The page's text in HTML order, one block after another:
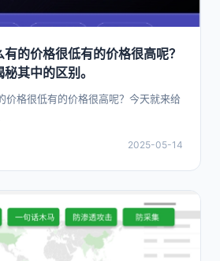
的价格很低有的价格很高呢？
其中的区别。
价格很低有的价格很高呢？今天就来给
2025-05-14